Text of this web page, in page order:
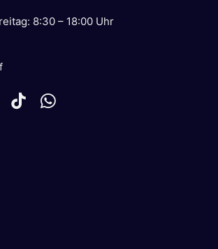
8:30 – 18:00 Uhr
W
h